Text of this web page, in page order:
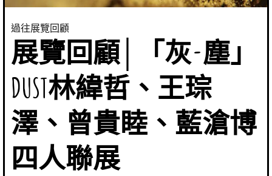
過往展覽回顧
展覽回顧│「灰-塵」
DUST林緯哲、王琮
澤、曾貴睦、藍滄博
四人聯展